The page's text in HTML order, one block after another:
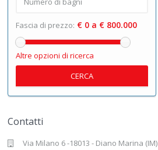
Fascia di prezzo: € 0 a € 800.000
Altre opzioni di ricerca
CERCA
Contatti
Via Milano 6 -18013 - Diano Marina (IM)